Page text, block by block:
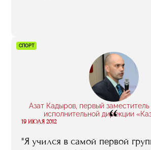
временем сформировать
лекций, мастер-классов,
бы молодым игрокам
безболезненно решать
связанные с переходом из
футбола во взрослый..."
СПОРТ
Азат Кадыров, первый
исполнительной дирекции
“
19 ИЮЛЯ 2012
"Я учился в самой первой